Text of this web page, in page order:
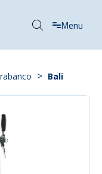
Menu
> Bali